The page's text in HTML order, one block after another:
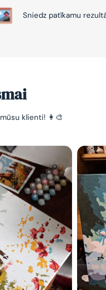
Sniedz patīkamu
klienti! 👩‍🎨
-10%
Vienkāršs veids, kā
nomierināt
Esmu iepazinies ar
privātuma politiku un
GleznoPats.lvPrivātuma politika